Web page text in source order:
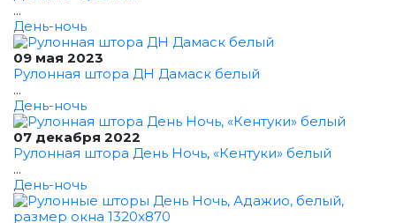
...
День-ночь
09 мая 2023
Рулонная штора ДН Дамаск белый
...
День-ночь
07 декабря 2022
Рулонная штора День Ночь, «Кентуки» белый
...
День-ночь